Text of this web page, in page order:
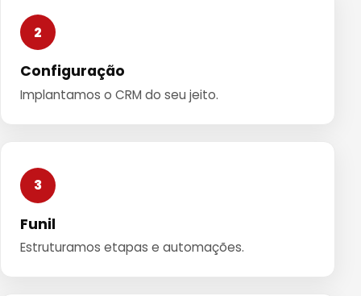
2
Configuração
Implantamos o CRM do seu jeito.
3
Funil
Estruturamos etapas e automações.